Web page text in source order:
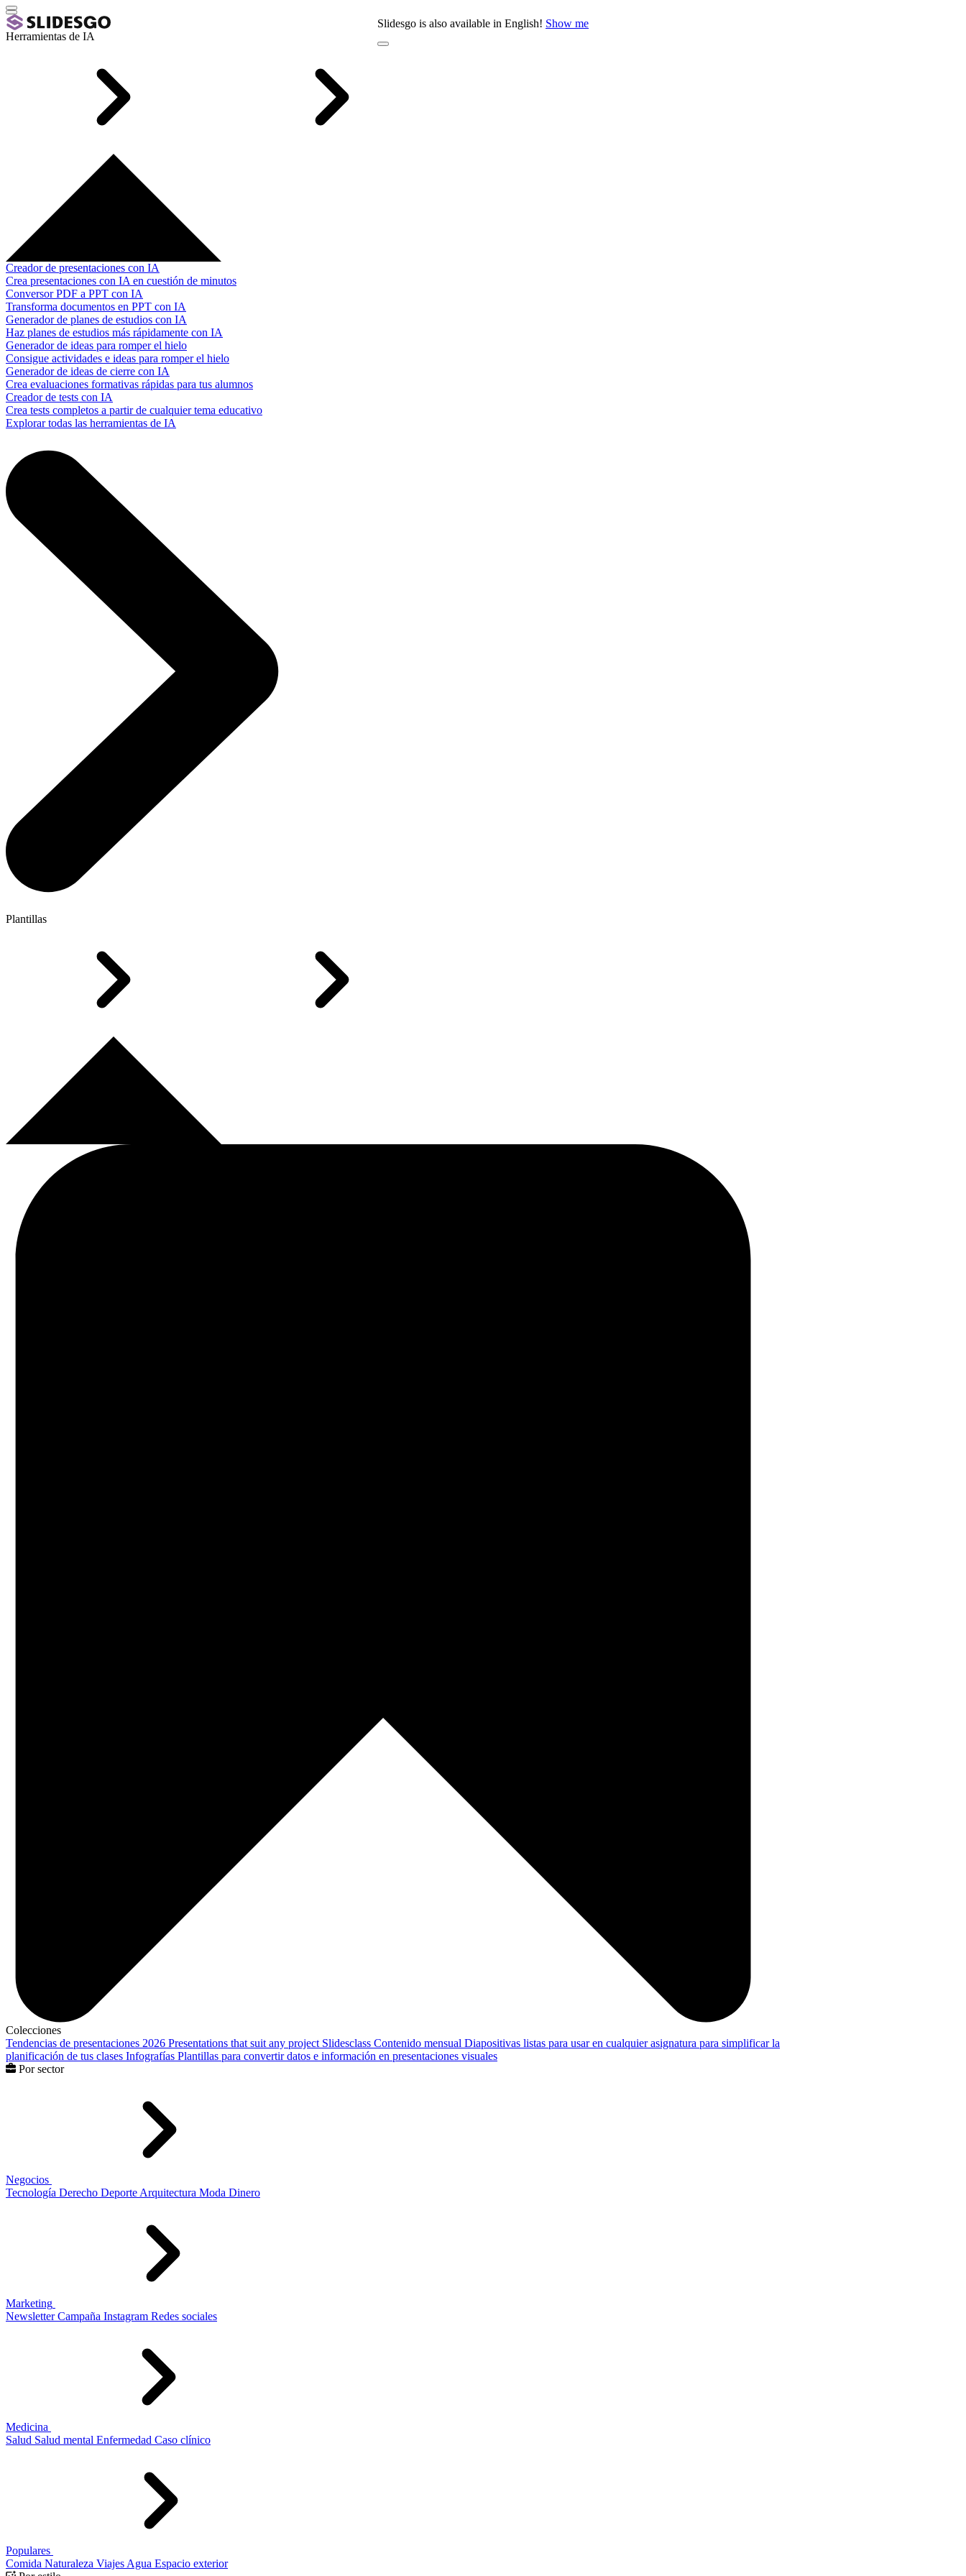
Slidesgo is also available in English! Show me
Herramientas de IA
Creador de presentaciones con IA
Crea presentaciones con IA en cuestión de minutos
Conversor PDF a PPT con IA
Transforma documentos en PPT con IA
Generador de planes de estudios con IA
Haz planes de estudios más rápidamente con IA
Generador de ideas para romper el hielo
Consigue actividades e ideas para romper el hielo
Generador de ideas de cierre con IA
Crea evaluaciones formativas rápidas para tus alumnos
Creador de tests con IA
Crea tests completos a partir de cualquier tema educativo
Explorar todas las herramientas de IA
Plantillas
Colecciones
Tendencias de presentaciones 2026 Presentations that suit any project Slidesclass Contenido mensual Diapositivas listas para usar en cualquier asignatura para simplificar la
planificación de tus clases Infografías Plantillas para convertir datos e información en presentaciones visuales
Por sector
Negocios
Tecnología Derecho Deporte Arquitectura Moda Dinero
Marketing
Newsletter Campaña Instagram Redes sociales
Medicina
Salud Salud mental Enfermedad Caso clínico
Populares
Comida Naturaleza Viajes Agua Espacio exterior